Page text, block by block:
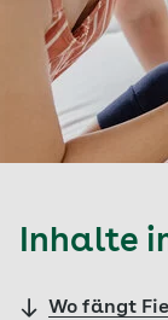
Inhalte
Wo fängt